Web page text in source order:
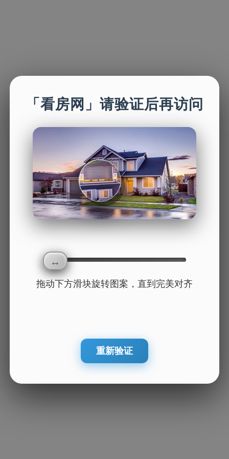
「看房网」请验证后再访问
拖动下方滑块旋转图案，直到完美对齐
重新验证